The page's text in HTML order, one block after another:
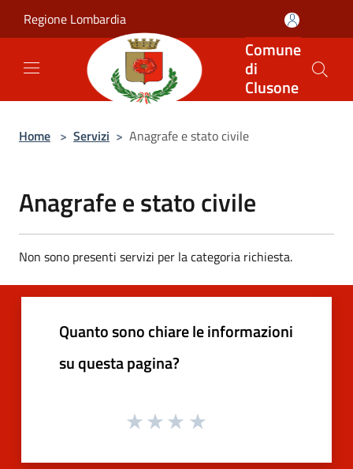
Regione Lombardia
Comune
di
Clusone
Home > Servizi > Anagrafe e stato civile
Anagrafe e stato civile
Non sono presenti servizi per la categoria richiesta.
Quanto sono chiare le informazioni
su questa pagina?